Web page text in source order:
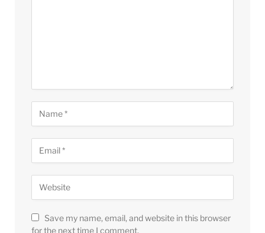
Save my name, email, and website in this browser
for the next time I comment.